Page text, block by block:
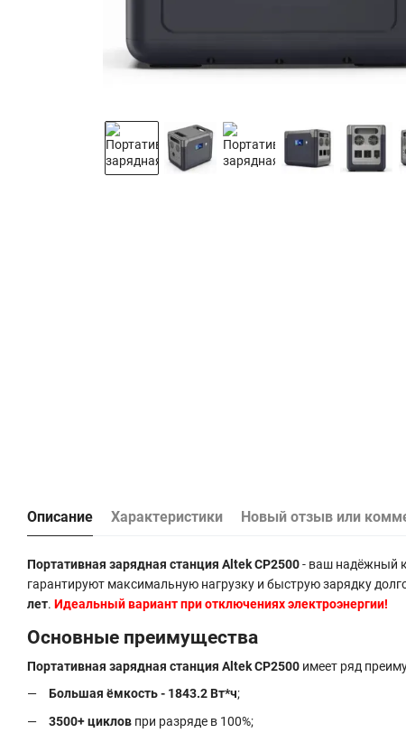
Описание Характеристики Новый отзыв или
Портативная зарядная станция Altek CP2500- ваш надёжный
гарантируют максимальную нагрузку и быструю зарядку
лет. Идеальный вариант при отключениях электроэнергии!
Основные преимущества
Портативная зарядная станция Altek CP2500 имеет ряд
Большая ёмкость - 1843.2 Вт*ч;
3500+ циклов при разряде в 100%;